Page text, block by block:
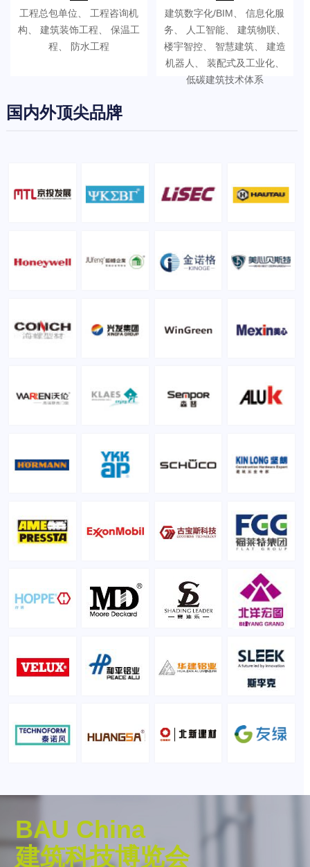
工程总包单位、 工程咨询机
构、 建筑装饰工程、 保温工
程、 防水工程
建筑数字化/BIM、 信息化服
务、 人工智能、 建筑物联、
楼宇智控、 智慧建筑、 建造
机器人、 装配式及工业化、
低碳建筑技术体系
国内外顶尖品牌
BAU China
建筑科技博览会